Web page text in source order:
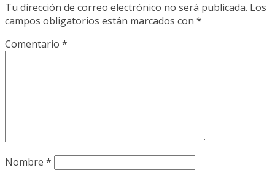
Tu dirección de correo electrónico no será publicada. Los
campos obligatorios están marcados con *
Comentario *
Nombre *